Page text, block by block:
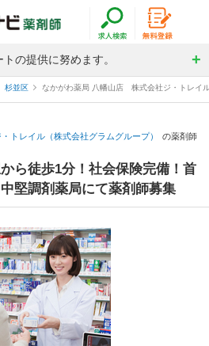
の提供に努めます。
杉並区 なかがわ薬局 八幡山店 株式会社ジ・トレイ
トレイル（株式会社グラムグループ）
の薬剤師
ら徒歩1分！社会保険完備！首
堅調剤薬局にて薬剤師募集